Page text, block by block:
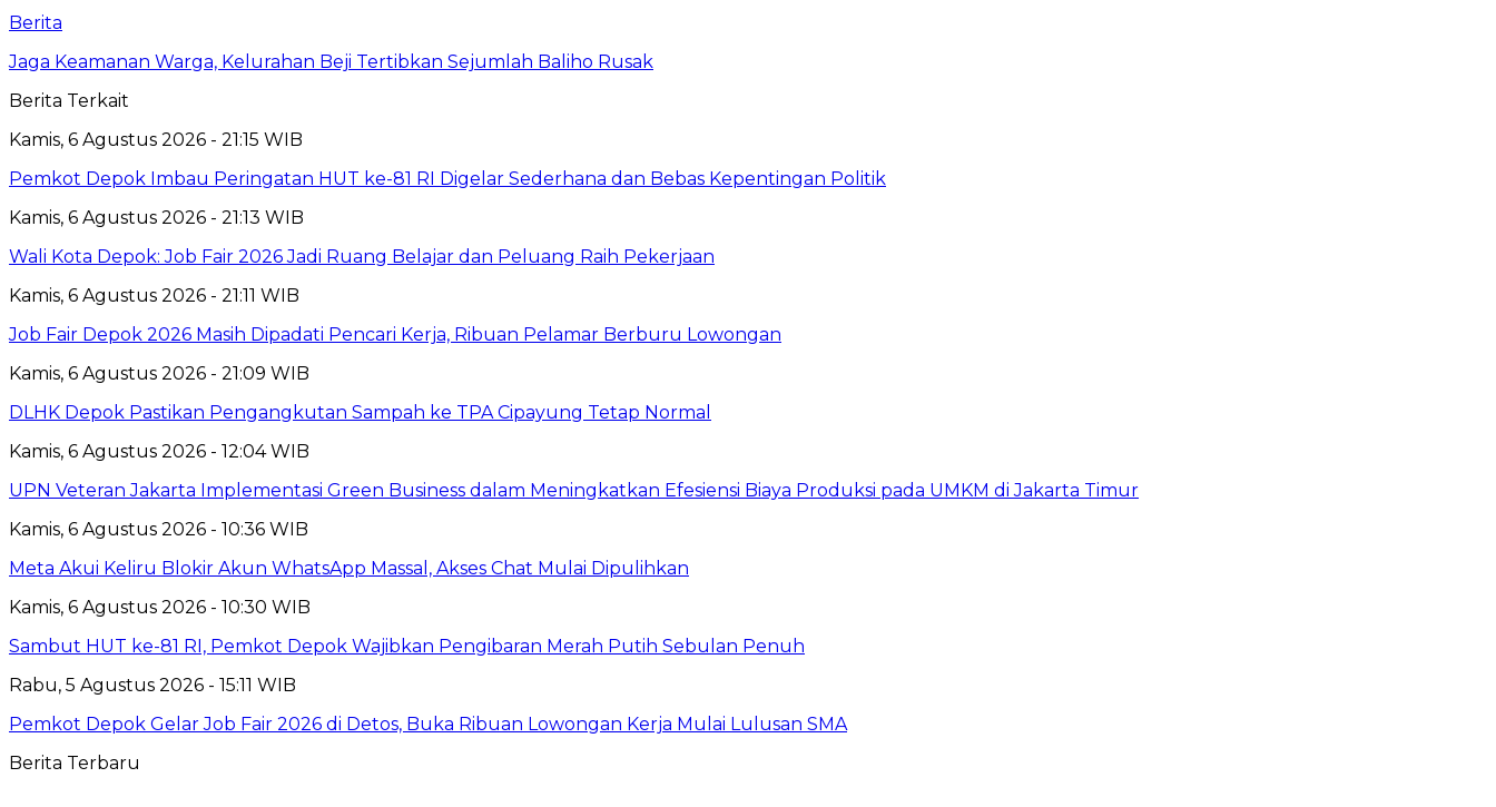
Berita
Jaga Keamanan Warga, Kelurahan Beji Tertibkan Sejumlah Baliho Rusak
Berita Terkait
Kamis, 6 Agustus 2026 - 21:15 WIB
Pemkot Depok Imbau Peringatan HUT ke-81 RI Digelar Sederhana dan Bebas Kepentingan Politik
Kamis, 6 Agustus 2026 - 21:13 WIB
Wali Kota Depok: Job Fair 2026 Jadi Ruang Belajar dan Peluang Raih Pekerjaan
Kamis, 6 Agustus 2026 - 21:11 WIB
Job Fair Depok 2026 Masih Dipadati Pencari Kerja, Ribuan Pelamar Berburu Lowongan
Kamis, 6 Agustus 2026 - 21:09 WIB
DLHK Depok Pastikan Pengangkutan Sampah ke TPA Cipayung Tetap Normal
Kamis, 6 Agustus 2026 - 12:04 WIB
UPN Veteran Jakarta Implementasi Green Business dalam Meningkatkan Efesiensi Biaya Produksi pada UMKM di Jakarta Timur
Kamis, 6 Agustus 2026 - 10:36 WIB
Meta Akui Keliru Blokir Akun WhatsApp Massal, Akses Chat Mulai Dipulihkan
Kamis, 6 Agustus 2026 - 10:30 WIB
Sambut HUT ke-81 RI, Pemkot Depok Wajibkan Pengibaran Merah Putih Sebulan Penuh
Rabu, 5 Agustus 2026 - 15:11 WIB
Pemkot Depok Gelar Job Fair 2026 di Detos, Buka Ribuan Lowongan Kerja Mulai Lulusan SMA
Berita Terbaru